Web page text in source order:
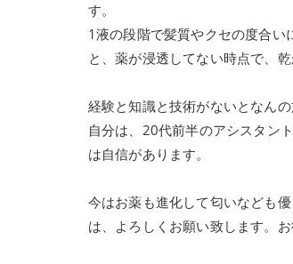
す。
1液の段階で髪質やクセの度合い
と、薬が浸透してない時点で、
経験と知識と技術がないとなん
自分は、20代前半のアシスタン
は自信があります。
今はお薬も進化して匂いなども
は、よろしくお願い致します。お